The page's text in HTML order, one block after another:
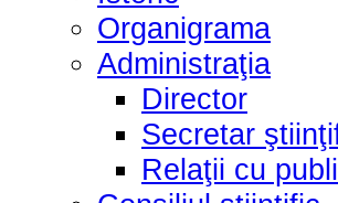
Organigrama
Administraţia
Director
Secretar
Relaţii cu